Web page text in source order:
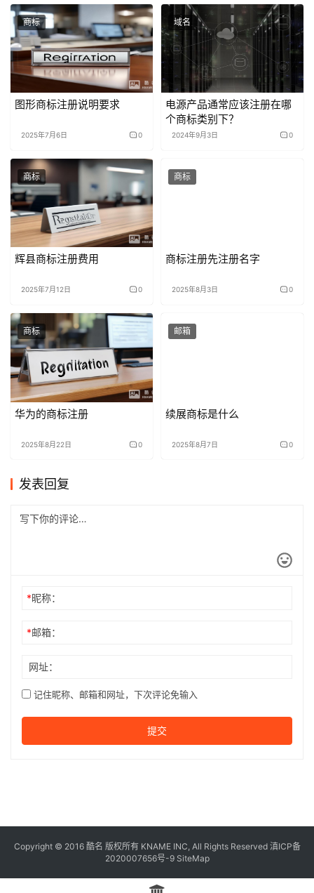
商标
图形商标注册说明要求
2025年7月6日 0
域名
电源产品通常应该注册在哪
个商标类别下？
2024年9月3日 0
商标
辉县商标注册费用
2025年7月12日 0
商标
商标注册先注册名字
2025年8月3日 0
商标
华为的商标注册
2025年8月22日 0
邮箱
续展商标是什么
2025年8月7日 0
发表回复
*昵称：
*邮箱：
网址：
记住昵称、邮箱和网址，下次评论免输入
提交
Copyright © 2016 酷名 版权所有 KNAMEINC, All Rights Reserved 滇ICP备
2020007656号-9 SiteMap